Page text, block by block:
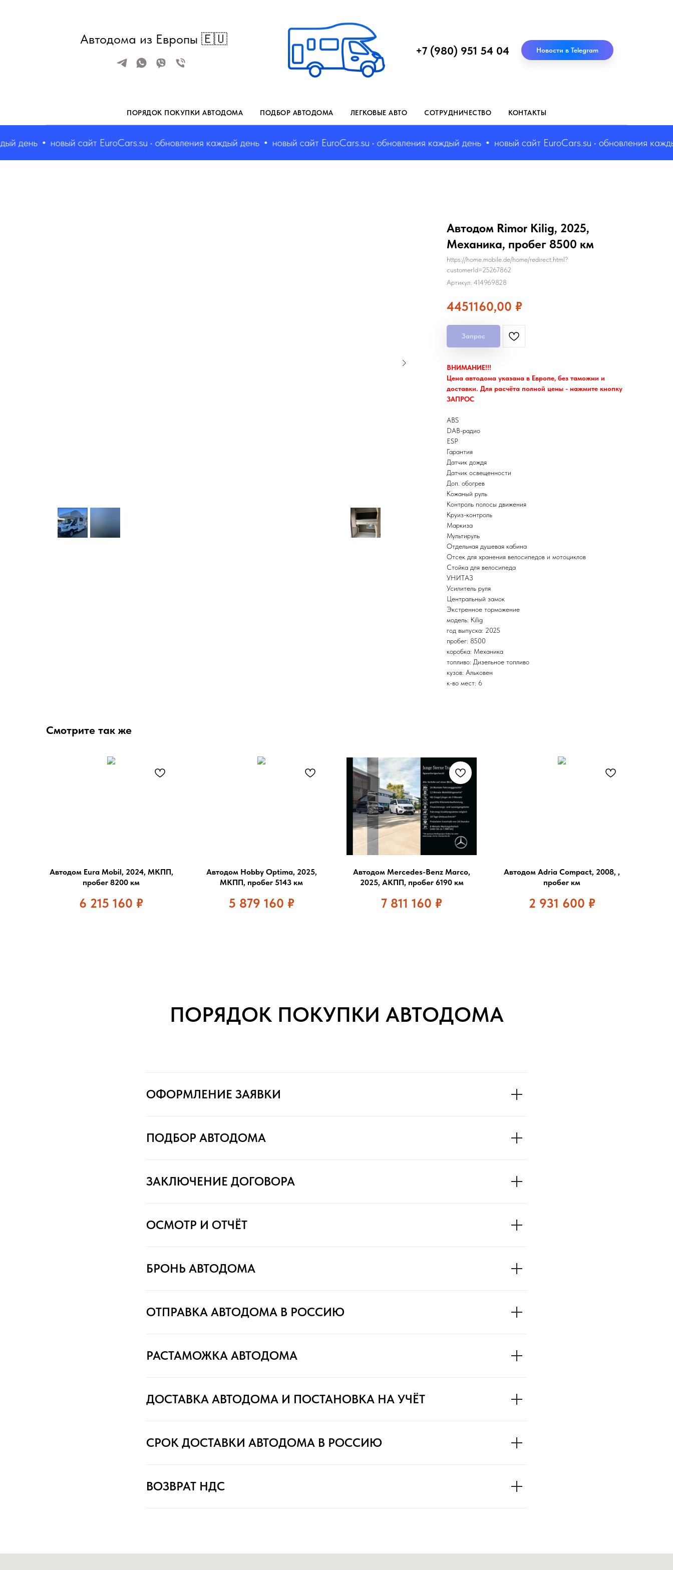
Автодома из Европы 🇪🇺
+7 (980) 951 54 04 Новости в Telegram
ПОРЯДОК ПОКУПКИ АВТОДОМА ПОДБОР АВТОДОМА ЛЕГКОВЫЕ АВТО СОТРУДНИЧЕСТВО КОНТАКТЫ
новый сайт EuroCars.su • обновления каждый день новый сайт EuroCars.su • обновления каждый день новый сайт EuroCars.su • обновления каждый
Автодом Rimor Kilig, 2025,
Механика, пробег 8500 км
https://home.mobile.de/home/redirect.html?
customerId=25267862
Артикул: 414969828
4451160,00 ₽
Запрос
ВНИМАНИЕ!!!
Цена автодома указана в Европе, без таможни и
доставки. Для расчёта полной цены - нажмите кнопку
ЗАПРОС
ABS
DAB-радио
ESP
Гарантия
Датчик дождя
Датчик освещенности
Доп. обогрев
Кожаный руль
Контроль полосы движения
Круиз-контроль
Маркиза
Мультируль
Отдельная душевая кабина
Отсек для хранения велосипедов и мотоциклов
Стойка для велосипеда
УНИТАЗ
Усилитель руля
Центральный замок
Экстренное торможение
модель: Kilig
год выпуска: 2025
пробег: 8500
коробка: Механика
топливо: Дизельное топливо
кузов: Альковен
к-во мест: 6
Смотрите так же
Автодом Eura Mobil, 2024, МКПП,
пробег 8200 км
6 215 160 ₽
Автодом Hobby Optima, 2025,
МКПП, пробег 5143 км
5 879 160 ₽
Автодом Mercedes-Benz Marco,
2025, АКПП, пробег 6190 км
7 811 160 ₽
Автодом Adria Compact, 2008, ,
пробег км
2 931 600 ₽
ПОРЯДОК ПОКУПКИ АВТОДОМА
ОФОРМЛЕНИЕ ЗАЯВКИ
ПОДБОР АВТОДОМА
ЗАКЛЮЧЕНИЕ ДОГОВОРА
ОСМОТР И ОТЧЁТ
БРОНЬ АВТОДОМА
ОТПРАВКА АВТОДОМА В РОССИЮ
РАСТАМОЖКА АВТОДОМА
ДОСТАВКА АВТОДОМА И ПОСТАНОВКА НА УЧЁТ
СРОК ДОСТАВКИ АВТОДОМА В РОССИЮ
ВОЗВРАТ НДС